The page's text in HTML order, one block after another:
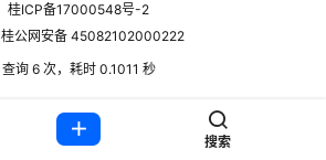
桂ICP备17000548号-2
桂公网安备 45082102000222
查询 6 次，耗时 0.1011 秒
搜索